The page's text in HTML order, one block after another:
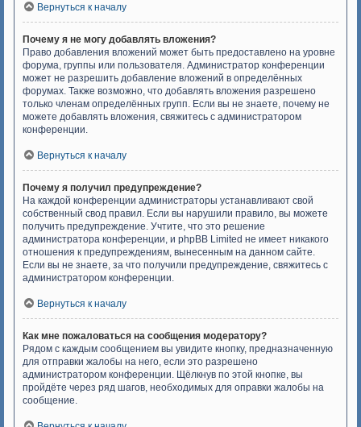
Вернуться к началу
Почему я не могу добавлять вложения?
Право добавления вложений может быть предоставлено на уровне
форума, группы или пользователя. Администратор конференции
может не разрешить добавление вложений в определённых
форумах. Также возможно, что добавлять вложения разрешено
только членам определённых групп. Если вы не знаете, почему не
можете добавлять вложения, свяжитесь с администратором
конференции.
Вернуться к началу
Почему я получил предупреждение?
На каждой конференции администраторы устанавливают свой
собственный свод правил. Если вы нарушили правило, вы можете
получить предупреждение. Учтите, что это решение
администратора конференции, и phpBB Limited не имеет никакого
отношения к предупреждениям, вынесенным на данном сайте.
Если вы не знаете, за что получили предупреждение, свяжитесь с
администратором конференции.
Вернуться к началу
Как мне пожаловаться на сообщения модератору?
Рядом с каждым сообщением вы увидите кнопку, предназначенную
для отправки жалобы на него, если это разрешено
администратором конференции. Щёлкнув по этой кнопке, вы
пройдёте через ряд шагов, необходимых для оправки жалобы на
сообщение.